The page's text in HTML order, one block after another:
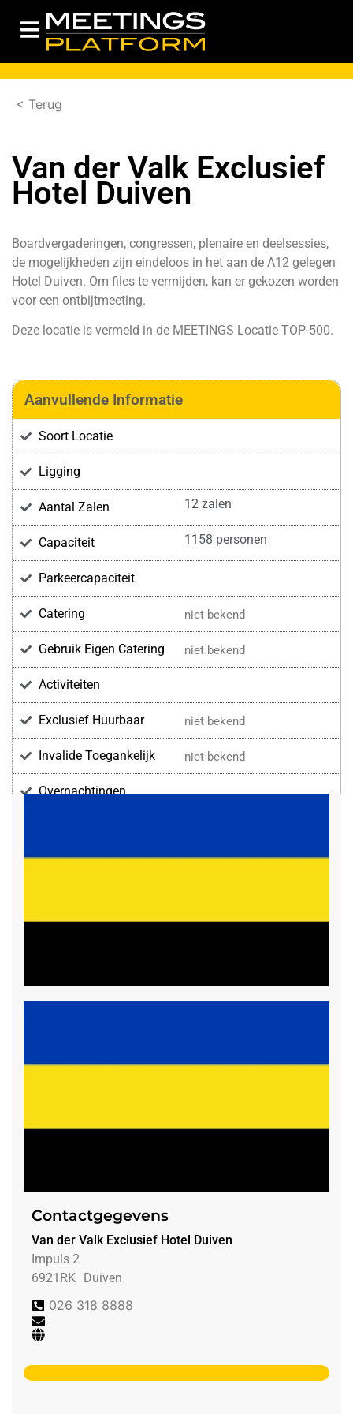
< Terug
Van der Valk Exclusief
Hotel Duiven
Boardvergaderingen, congressen, plenaire en deelsessies,
de mogelijkheden zijn eindeloos in het aan de A12 gelegen
Hotel Duiven. Om files te vermijden, kan er gekozen worden
voor een ontbijtmeeting.
Deze locatie is vermeld in de MEETINGS Locatie TOP-500.
Aanvullende Informatie
Soort Locatie
Ligging
Aantal Zalen 12 zalen
Capaciteit 1158 personen
Parkeercapaciteit
Catering niet bekend
Gebruik Eigen Catering niet bekend
Activiteiten
Exclusief Huurbaar niet bekend
Invalide Toegankelijk niet bekend
Overnachtingen
Contactgegevens
Van der Valk Exclusief Hotel Duiven
Impuls 2
6921RK
Duiven
026 318 8888